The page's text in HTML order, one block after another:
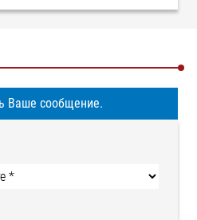
Ваше сообщение.